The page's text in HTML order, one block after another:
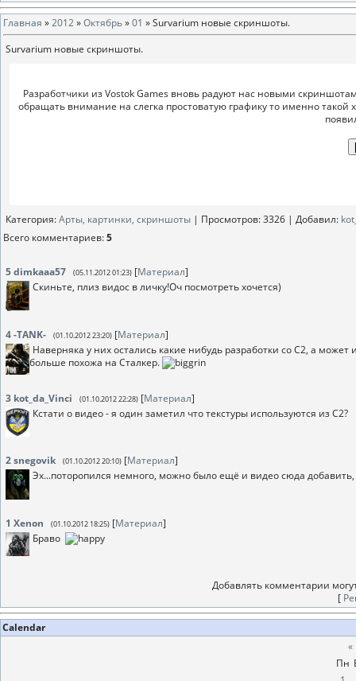
Главная »2012»Октябрь»01 » Survarium новые скриншоты.
Survarium новые скриншоты.
Разработчики из Vostok Games вновь радуют нас новыми
обращать внимание на слегка простоватую графику то именно такой
Категория:Арты, картинки, скриншоты | Просмотров: 3326 | Добавил:
Всего комментариев:5
5dimkaaa57 (05.11.2012 01:23) [Материал]
Скиньте, плиз видос в личку!Оч посмотреть хочется)
4-TANK- (01.10.2012 23:20) [Материал]
Наверняка у них остались какие нибудь разработки со С2, а
больше похожа на Сталкер.
3 kot_da_Vinci (01.10.2012 22:28) [Материал]
Кстати о видео - я один заметил что текстуры используются из С2?
2snegovik (01.10.2012 20:10) [Материал]
Эх...поторопился немного, можно было ещё и видео сюда
1 Xenon (01.10.2012 18:25) [Материал]
Браво
Добавлять комментарии
[
Calendar
«
Пн